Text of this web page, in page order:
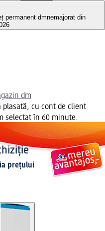
permanent dmnemajorat din
dm
plasată, cu cont de client
selectat în 60 minute.
prețului